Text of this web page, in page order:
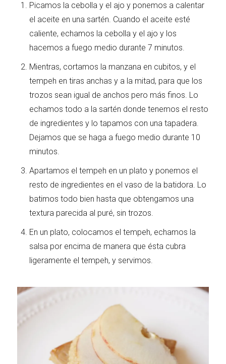
Picamos la cebolla y el ajo y ponemos a calentar
el aceite en una sartén. Cuando el aceite esté
caliente, echamos la cebolla y el ajo y los
hacemos a fuego medio durante 7 minutos.
Mientras, cortamos la manzana en cubitos, y el
tempeh en tiras anchas y a la mitad, para que los
trozos sean igual de anchos pero más finos. Lo
echamos todo a la sartén donde tenemos el resto
de ingredientes y lo tapamos con una tapadera.
Dejamos que se haga a fuego medio durante 10
minutos.
Apartamos el tempeh en un plato y ponemos el
resto de ingredientes en el vaso de la batidora. Lo
batimos todo bien hasta que obtengamos una
textura parecida al puré, sin trozos.
En un plato, colocamos el tempeh, echamos la
salsa por encima de manera que ésta cubra
ligeramente el tempeh, y servimos.